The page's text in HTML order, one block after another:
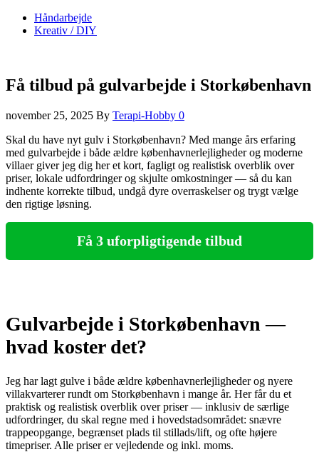
Håndarbejde
Kreativ / DIY
Få tilbud på gulvarbejde i Storkøbenhavn
november 25, 2025 By Terapi-Hobby 0
Skal du have nyt gulv i Storkøbenhavn? Med mange års erfaring
med gulvarbejde i både ældre københavnerlejligheder og moderne
villaer giver jeg dig her et kort, fagligt og realistisk overblik over
priser, lokale udfordringer og skjulte omkostninger — så du kan
indhente korrekte tilbud, undgå dyre overraskelser og trygt vælge
den rigtige løsning.
Få 3 uforpligtigende tilbud
Gulvarbejde i Storkøbenhavn —
hvad koster det?
Jeg har lagt gulve i både ældre københavnerlejligheder og nyere
villakvarterer rundt om Storkøbenhavn i mange år. Her får du et
praktisk og realistisk overblik over priser — inklusiv de særlige
udfordringer, du skal regne med i hovedstadsområdet: snævre
trappeopgange, begrænset plads til stillads/lift, og ofte højere
timepriser. Alle priser er vejledende og inkl. moms.